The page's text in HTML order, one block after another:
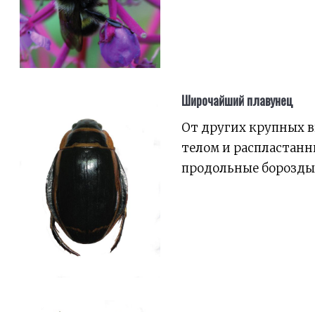
Широчайший плавунец
От других крупных
телом и
продольные